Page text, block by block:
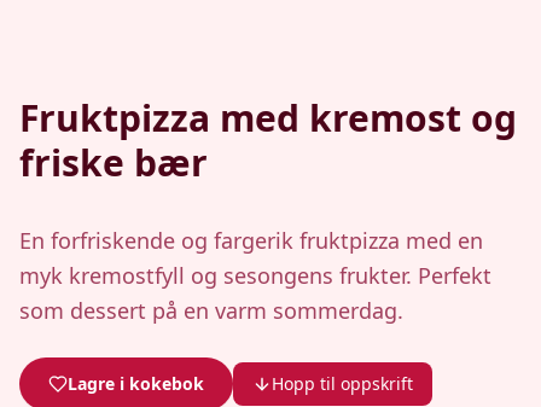
Fruktpizza med kremost og
friske bær
En forfriskende og fargerik fruktpizza med en
myk kremostfyll og sesongens frukter. Perfekt
som dessert på en varm sommerdag.
Lagre i kokebok Hopp til oppskrift